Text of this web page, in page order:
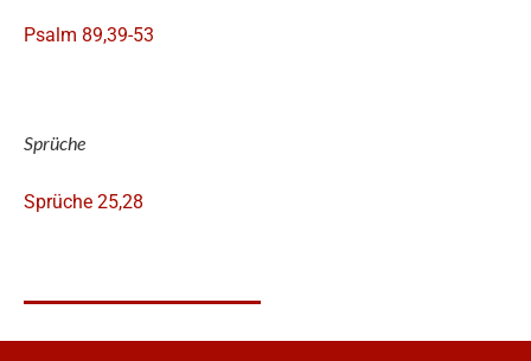
Psalm 89,39-53
Sprüche
Sprüche 25,28